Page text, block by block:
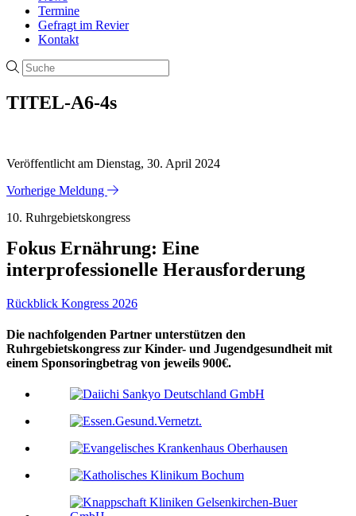
Termine
Gefragt im Revier
Kontakt
TITEL-A6-4s
Veröffentlicht am Dienstag, 30. April 2024
Vorherige Meldung
10. Ruhrgebietskongress
Fokus Ernährung: Eine
interprofessionelle Herausforderung
Rückblick Kongress 2026
Die nachfolgenden Partner unterstützen den
Ruhrgebietskongress zur Kinder- und Jugendgesundheit mit
einem Sponsoringbetrag von jeweils 900€.